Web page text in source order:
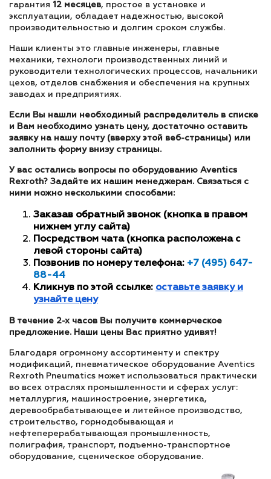
гарантия 12 месяцев, простое в установке и
эксплуатации, обладает надежностью, высокой
производительностью и долгим сроком службы.
Наши клиенты это главные инженеры, главные
механики, технологи производственных линий и
руководители технологических процессов, начальники
цехов, отделов снабжения и обеспечения на крупных
заводах и предприятиях.
Если Вы нашли необходимый распределитель в списке
и Вам необходимо узнать цену, достаточно оставить
заявку на нашу почту (вверху этой веб-страницы) или
заполнить форму внизу страницы.
У вас остались вопросы по оборудованию Aventics
Rexroth? Задайте их нашим менеджерам. Связаться с
ними можно несколькими способами:
Заказав обратный звонок (кнопка в правом
нижнем углу сайта)
Посредством чата (кнопка расположена с
левой стороны сайта)
Позвонив по номеру телефона: +7 (495) 647-
88-44
Кликнув по этой ссылке: оставьте заявку и
узнайте цену
В течение 2-х часов Вы получите коммерческое
предложение. Наши цены Вас приятно удивят!
Благодаря огромному ассортименту и спектру
модификаций, пневматическое оборудование Aventics
Rexroth Pneumatics может использоваться практически
во всех отраслях промышленности и сферах услуг:
металлургия, машиностроение, энергетика,
деревообрабатывающее и литейное производство,
строительство, горнодобывающая и
нефтеперерабатывающая промышленность,
полиграфия, транспорт, подъемно-транспортное
оборудование, сценическое оборудование.